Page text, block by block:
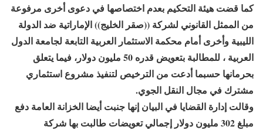
كما قضت هيئة التحكيم بعدم اختصاصها في دعوى أخرى مرفوعة
من الممثل القانوني لشركة ((صقر الخليج)) الإماراتية ضد الدولة
الليبية وأخرى أمام محكمة الاستثمار العربية التابعة لجامعة الدول
العربية ، للمطالبة بتعويض قدره 50 مليون دولار، فيما يتعلق
بحرمانها حسبما أدعت من الترخيص لتنفيذ مشروع استثماري
مشترك في مجال النقل الجوي.
وقالت إدارة القضايا في البيان إنها جنبت أيضا الخزانة العامة دفع
مبلغ 302 مليون دولار إجمالي تعويضات طالبت بها شركة